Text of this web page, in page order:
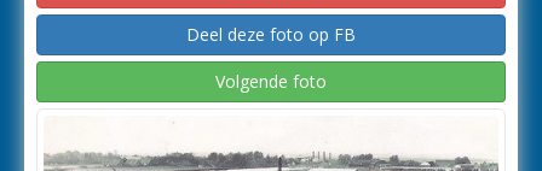
Deel deze foto op FB
Volgende foto